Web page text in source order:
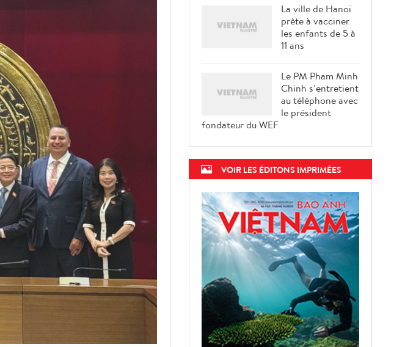
La ville de Hanoi
prête à vacciner
les enfants de 5 à
11 ans
Le PM Pham Minh
Chinh s’entretient
au téléphone avec
le président
fondateur du WEF
VOIR LES ÉDITONS IMPRIMÉES